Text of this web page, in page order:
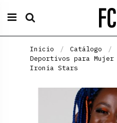
Inicio Catálogo
Deportivos para Mujer
Ironia Stars